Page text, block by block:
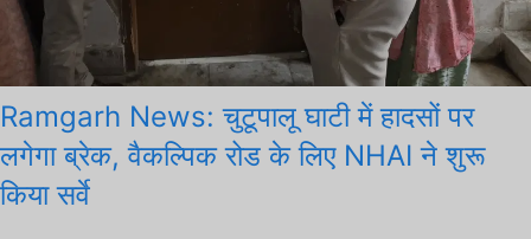
Ramgarh News: चुटूपालू घाटी में हादसों पर
लगेगा ब्रेक, वैकल्पिक रोड के लिए NHAI ने शुरू
किया सर्वे